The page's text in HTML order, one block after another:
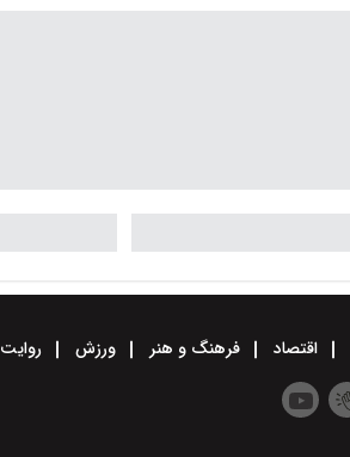
اقتصاد فرهنگ و هنر ورزش روایت